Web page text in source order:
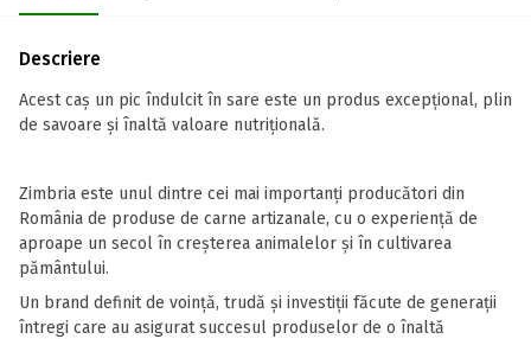
Descriere
Acest caș un pic îndulcit în sare este un produs excepțional, plin
de savoare și înaltă valoare nutrițională.
Zimbria este unul dintre cei mai importanți producători din
România de produse de carne artizanale, cu o experiență de
aproape un secol în creșterea animalelor și în cultivarea
pământului.
Un brand definit de voință, trudă și investiții făcute de generații
întregi care au asigurat succesul produselor de o înaltă